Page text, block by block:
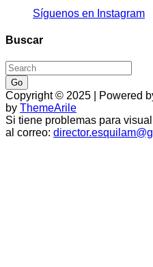
Síguenos en Instagram
Buscar
Go
Copyright © 2025 | Powered
by ThemeArile
Si tiene problemas para
al correo: